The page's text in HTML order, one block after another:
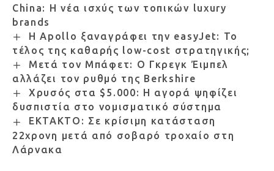
China: Η νέα ισχύς των τοπικών luxury
brands
Η Apollo ξαναγράφει την easyJet: Το
τέλος της καθαρής low-cost στρατηγικής;
Μετά τον Μπάφετ: Ο Γκρεγκ Έιμπελ
αλλάζει τον ρυθμό της Berkshire
Χρυσός στα $5.000: Η αγορά ψηφίζει
δυσπιστία στο νομισματικό σύστημα
ΕΚΤΑΚΤΟ: Σε κρίσιμη κατάσταση
22χρονη μετά από σοβαρό τροχαίο στη
Λάρνακα